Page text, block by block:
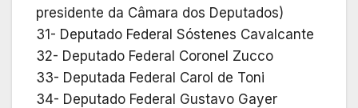
presidente da Câmara dos Deputados)
31- Deputado Federal Sóstenes Cavalcante
32- Deputado Federal Coronel Zucco
33- Deputada Federal Carol de Toni
34- Deputado Federal Gustavo Gayer